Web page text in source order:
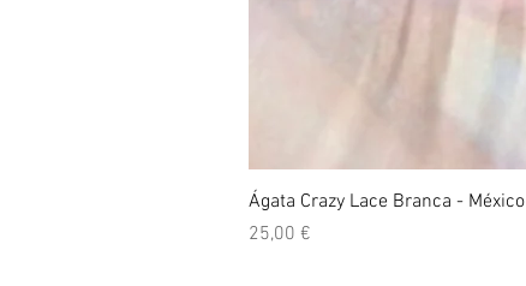
Ágata Crazy Lace Branca - México
Preço
25,00 €